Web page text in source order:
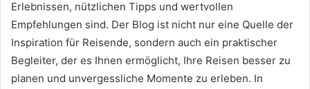
Erlebnissen, nützlichen Tipps und wertvollen
Empfehlungen sind. Der Blog ist nicht nur eine Quelle der
Inspiration für Reisende, sondern auch ein praktischer
Begleiter, der es Ihnen ermöglicht, Ihre Reisen besser zu
planen und unvergessliche Momente zu erleben. In